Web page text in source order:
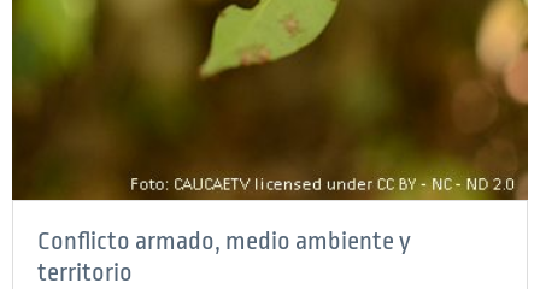
Conflicto armado, medio ambiente y
territorio